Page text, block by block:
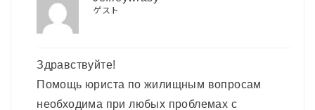
ゲスト
Здравствуйте!
Помощь юриста по жилищным вопросам
необходима при любых проблемах с